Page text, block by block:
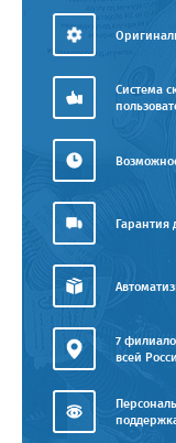
Система
Гарантия
7
всей